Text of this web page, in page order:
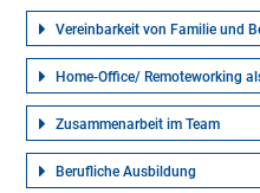
Vereinbarkeit von Familie und
Home-Office/ Remoteworking
Zusammenarbeit im Team
Berufliche Ausbildung